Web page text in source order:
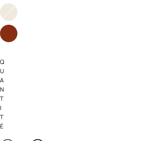
Q
U
A
N
T
I
T
É